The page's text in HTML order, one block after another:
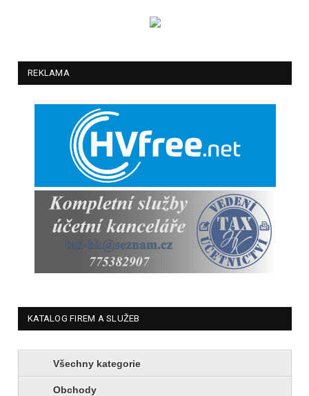
REKLAMA
KATALOG FIREM A SLUŽEB
Všechny kategorie
Obchody